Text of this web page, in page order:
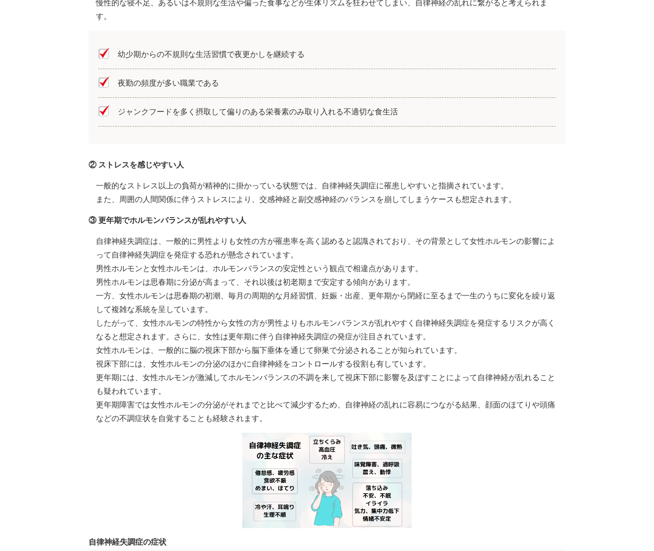
慢性的な寝不足、あるいは不規則な生活や偏った食事などが生体リズムを狂わせてしまい、自律神経の乱れに繋がると考えられま
す。
幼少期からの不規則な生活習慣で夜更かしを継続する
夜勤の頻度が多い職業である
ジャンクフードを多く摂取して偏りのある栄養素のみ取り入れる不適切な食生活
② ストレスを感じやすい人
一般的なストレス以上の負荷が精神的に掛かっている状態では、自律神経失調症に罹患しやすいと指摘されています。
また、周囲の人間関係に伴うストレスにより、交感神経と副交感神経のバランスを崩してしまうケースも想定されます。
③ 更年期でホルモンバランスが乱れやすい人
自律神経失調症は、一般的に男性よりも女性の方が罹患率を高く認めると認識されており、その背景として女性ホルモンの影響によ
って自律神経失調症を発症する恐れが懸念されています。
男性ホルモンと女性ホルモンは、ホルモンバランスの安定性という観点で相違点があります。
男性ホルモンは思春期に分泌が高まって、それ以後は初老期まで安定する傾向があります。
一方、女性ホルモンは思春期の初潮、毎月の周期的な月経習慣、妊娠・出産、更年期から閉経に至るまで一生のうちに変化を繰り返
して複雑な系統を呈しています。
したがって、女性ホルモンの特性から女性の方が男性よりもホルモンバランスが乱れやすく自律神経失調症を発症するリスクが高く
なると想定されます。さらに、女性は更年期に伴う自律神経失調症の発症が注目されています。
女性ホルモンは、一般的に脳の視床下部から脳下垂体を通じて卵巣で分泌されることが知られています。
視床下部には、女性ホルモンの分泌のほかに自律神経をコントロールする役割も有しています。
更年期には、女性ホルモンが激減してホルモンバランスの不調を来して視床下部に影響を及ぼすことによって自律神経が乱れること
も疑われています。
更年期障害では女性ホルモンの分泌がそれまでと比べて減少するため、自律神経の乱れに容易につながる結果、顔面のほてりや頭痛
などの不調症状を自覚することも経験されます。
自律神経失調症の症状